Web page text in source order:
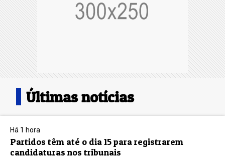
Últimas notícias
Há 1 hora
Partidos têm até o dia 15 para registrarem
candidaturas nos tribunais